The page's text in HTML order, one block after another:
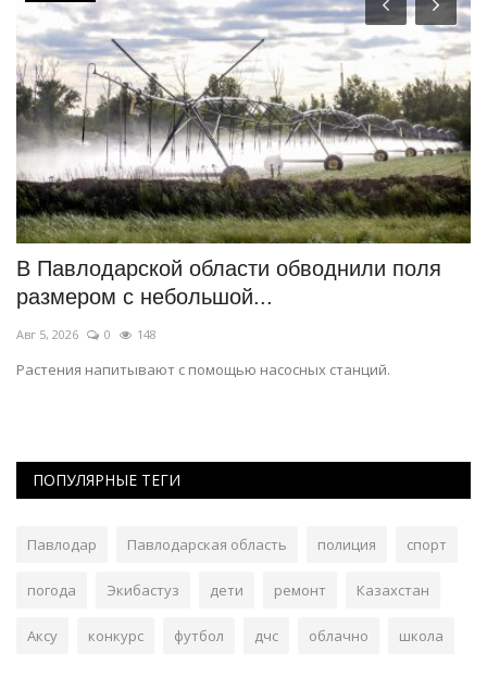
В Гонконге движение поездов на час
остановила обезьяна
Авг 5, 2026 0 82
К четвероногой нарушительнице, разумеется, никаких санкций
ПОПУЛЯРНЫЕ ТЕГИ
Павлодар Павлодарская область полиция спорт
погода Экибастуз дети ремонт Казахстан
Аксу конкурс футбол дчс облачно школа